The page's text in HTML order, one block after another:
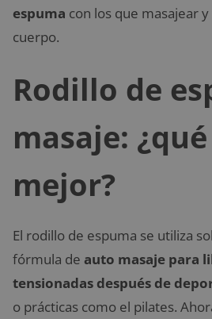
espuma con los que masajear
cuerpo.
Rodillo de
masaje:
mejor?
El rodillo de espuma se utiliza
fórmula de auto masaje para
tensionadas después de
o prácticas como el pilates.